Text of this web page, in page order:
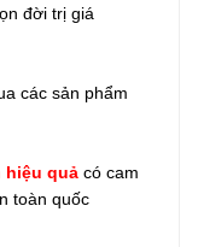
đời trị giá
các sản phẩm
hiệu quả có cam
toàn quốc